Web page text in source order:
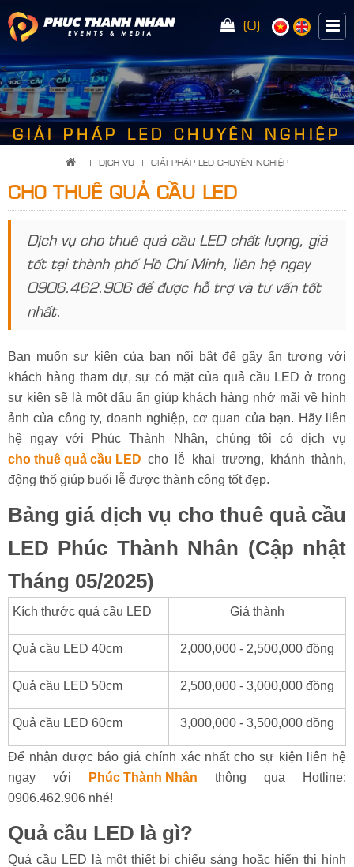
(0)
<
GIẢI PHÁP LED CHUYÊN NGHIỆP
| DỊCH VỤ | GIẢI PHÁP LED CHUYÊN NGHIỆP
CHO THUÊ QUẢ CẦU LED
Dịch vụ cho thuê quả cầu LED chất lượng, giá
tốt tại thành phố Hồ Chí Minh, liên hệ ngay
0906.462.906 để được hỗ trợ và tư vấn tốt
nhất.
Bạn muốn sự kiện của bạn nổi bật để gây ấn tượng với
khách hàng tham dự, sự có mặt của quả cầu LED ở trong
sự kiện sẽ là một dấu ấn giúp khách hàng nhớ mãi về hình
ảnh của công ty, doanh nghiệp, cơ quan của bạn. Hãy liên
hệ ngay với Phúc Thành Nhân, chúng tôi có dịch vụ
cho thuê quả cầu LED cho lễ khai trương, khánh thành,
động thổ giúp buổi lễ được thành công tốt đẹp.
Bảng giá dịch vụ cho thuê quả cầu
LED Phúc Thành Nhân (Cập nhật
Tháng 05/2025)
Kích thước quả cầu LED Giá thành
Quả cầu LED 40cm 2,000,000 - 2,500,000 đồng
Quả cầu LED 50cm 2,500,000 - 3,000,000 đồng
Quả cầu LED 60cm 3,000,000 - 3,500,000 đồng
Để nhận được báo giá chính xác nhất cho sự kiện liên hệ
ngay với
Phúc Thành Nhân thông qua Hotline:
0906.462.906 nhé!
Quả cầu LED là gì?
Quả cầu LED là một thiết bị chiếu sáng hoặc hiển thị hình